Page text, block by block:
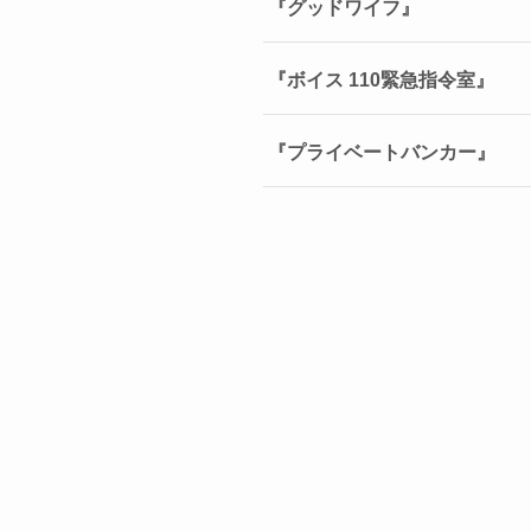
『グッドワイフ』
『ボイス 110緊急指令室』
『プライベートバンカー』